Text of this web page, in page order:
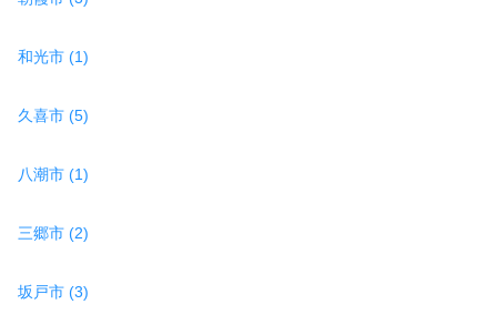
和光市 (1)
久喜市 (5)
八潮市 (1)
三郷市 (2)
坂戸市 (3)